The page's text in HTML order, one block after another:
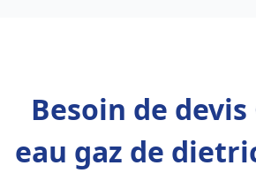
Besoin de
eau gaz de